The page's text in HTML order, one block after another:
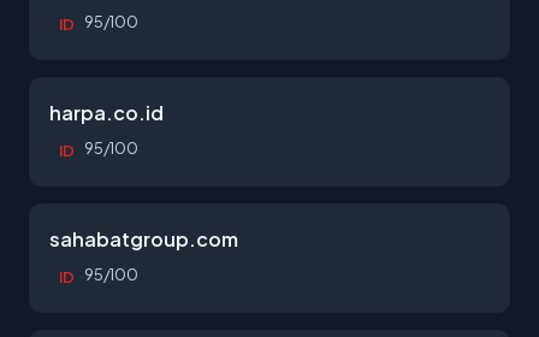
ID 95/100
harpa.co.id
ID 95/100
sahabatgroup.com
ID 95/100